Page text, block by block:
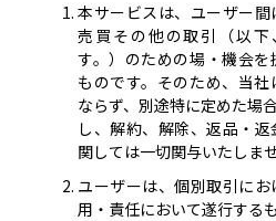
本サービスは、ユーザー
売買その他の取引（以
す。）のための場・機会
ものです。そのため、当
ならず、別途特に定めた場
し、解約、解除、返品・
関しては一切関与いたしませ
ユーザーは、個別取引に
用・責任において遂行する